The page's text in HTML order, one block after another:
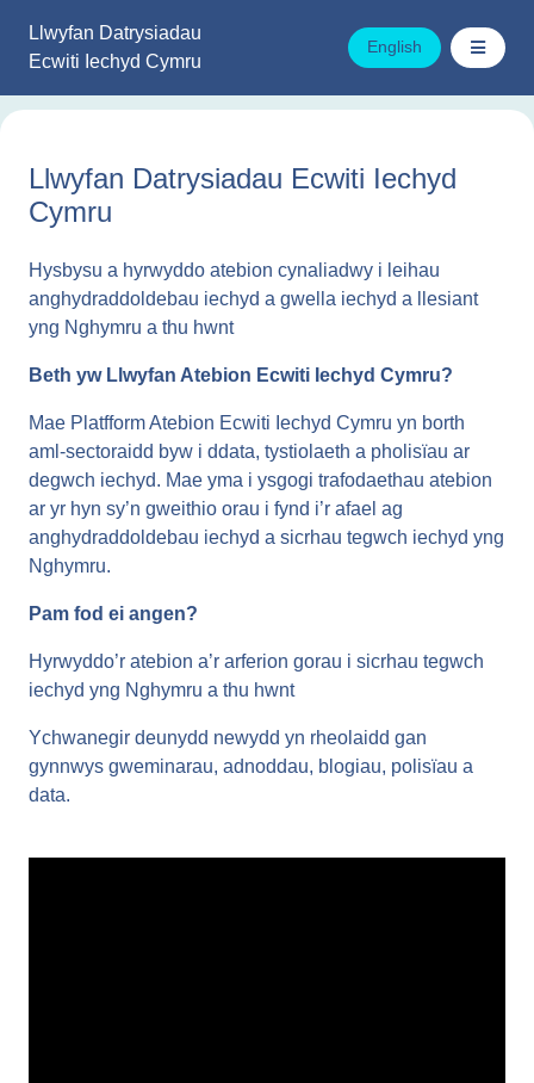
cynnwys
Llwyfan Datrysiadau
Ecwiti Iechyd Cymru
English
Llwyfan Datrysiadau Ecwiti Iechyd
Cymru
Hysbysu a hyrwyddo atebion cynaliadwy i leihau
anghydraddoldebau iechyd a gwella iechyd a llesiant
yng Nghymru a thu hwnt
Beth yw Llwyfan Atebion Ecwiti Iechyd Cymru?
Mae Platfform Atebion Ecwiti Iechyd Cymru yn borth
aml-sectoraidd byw i ddata, tystiolaeth a pholisïau ar
degwch iechyd. Mae yma i ysgogi trafodaethau atebion
ar yr hyn sy’n gweithio orau i fynd i’r afael ag
anghydraddoldebau iechyd a sicrhau tegwch iechyd yng
Nghymru.
Pam fod ei angen?
Hyrwyddo’r atebion a’r arferion gorau i sicrhau tegwch
iechyd yng Nghymru a thu hwnt
Ychwanegir deunydd newydd yn rheolaidd gan
gynnwys gweminarau, adnoddau, blogiau, polisïau a
data.